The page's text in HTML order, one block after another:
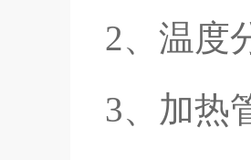
2、温度
3、加热